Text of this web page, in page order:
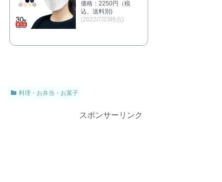
価格：2250円（税
込、送料別)
(2022/7/23時点)
料理・お弁当・お菓子
スポンサーリンク